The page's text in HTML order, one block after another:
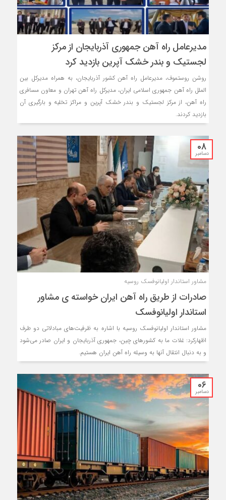
مدیرعامل راه‌ آهن جمهوری آذربایجان از مرکز
لجستیک و بندر خشک آپرین بازدید کرد
روشن روستموف، مدیرعامل راه آهن کشور آذربایجان، به همراه مدیرکل بین
الملل راه آهن جمهوری اسلامی ایران، مدیرکل راه آهن تهران و معاون مسافری
راه آهن، از مرکز لجستیک و بندر خشک آپرین و مراکز تخلیه و بارگیری آن
بازدید کردند.
08
دسامبر
مشاور استاندار اولیانوفسک روسیه
صادرات از طریق راه آهن ایران خواسته ی مشاور
استاندار اولیانوفسک
مشاور استاندار اولیانوفسک روسیه با اشاره به ظرفیت‌های مبادلاتی دو طرف
اظهارکرد: غلات ما به کشورهای چین، جمهوری آذربایجان و ایران صادر می‌شود
و به دنبال انتقال آنها به وسیله راه آهن ایران هستیم.
06
دسامبر